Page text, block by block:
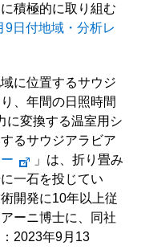
積極的に取り組む
9日付地域・分析レ
に位置するサウジ
、年間の日照時間
に変換する温室用シ
るサウジアラビア
」は、折り畳み
一石を投じてい
開発に10年以上従
ーニ博士に、同社
2023年9月13